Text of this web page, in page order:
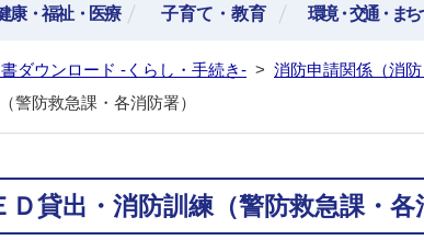
康・福祉・医療 子育て・教育 環境・交通・まち
ダウンロード -くらし・手続き- > 消防申請関係（消防
警防救急課・各消防署）
貸出・消防訓練（警防救急課・各